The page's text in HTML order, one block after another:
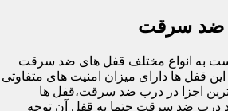
ضد سرقت
به انواع مختلف قفل های ضد سرقت
قفل ها دارای میزان امنیت های متفاوتی
اجزا در درب ضد سرقت،قفل ها
درب ضد سرقت حتما به قفل آن توجه